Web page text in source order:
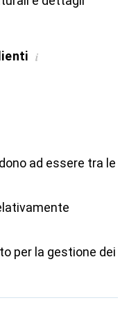
i
ad essere tra le
per la gestione dei